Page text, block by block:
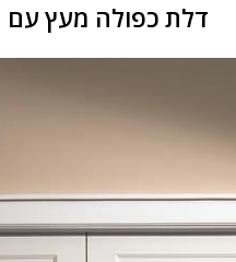
דלת כפולה מעץ עם